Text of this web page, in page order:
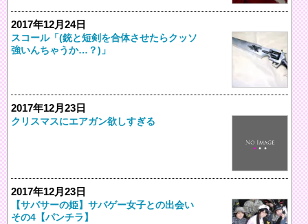
2017年12月24日
スコール「(銃と短剣を合体させたらクッソ
強いんちゃうか…？)」
2017年12月23日
クリスマスにエアガン欲しすぎる
2017年12月23日
【サバサーの姫】サバゲー女子との出会い
その4【パンチラ】